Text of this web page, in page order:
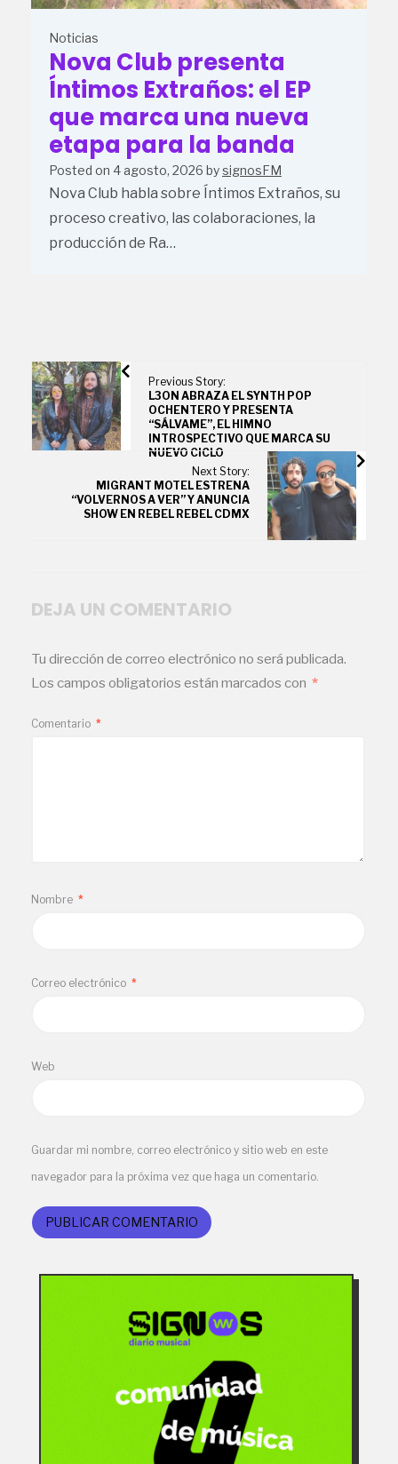
Noticias
Nova Club presenta
Íntimos Extraños: el EP
que marca una nueva
etapa para la banda
Posted on 4 agosto, 2026 bysignosFM
Nova Club habla sobre Íntimos Extraños, su
proceso creativo, las colaboraciones, la
producción de Ra…
Previous Story:
L3ON ABRAZA EL SYNTH POP
OCHENTERO Y PRESENTA
“SÁLVAME”, EL HIMNO
INTROSPECTIVO QUE MARCA SU
NUEVO CICLO
Next Story:
MIGRANT MOTEL ESTRENA
“VOLVERNOS A VER” Y ANUNCIA
SHOW EN REBEL REBEL CDMX
DEJA UN COMENTARIO
Tu dirección de correo electrónico no será publicada.
Los campos obligatorios están marcados con *
Comentario *
Nombre *
Correo electrónico *
Web
Guardar mi nombre, correo electrónico y sitio web en este
navegador para la próxima vez que haga un comentario.